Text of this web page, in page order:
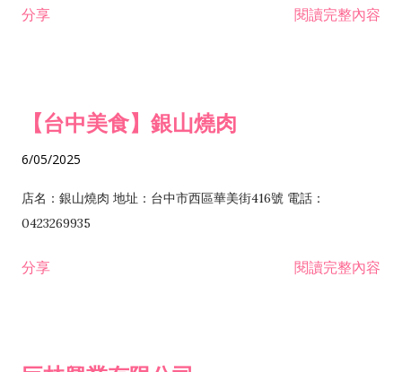
I301030 電子資訊供應服務業 I401010 一般廣告服務業 I501010
務業 J399010 軟體出版業 J601010 藝文服務業 J602010 演藝活
徵信服務業 JE01010 租賃業 E801010 室內裝潢業 E603010 電
纜安裝工程業 EZ05010 儀器、儀表安裝工程業 F102030 菸酒批
安裝工程業 F206020 日常用品零售業 F206040 水器材料零售業
H701010 住宅及大樓開發租售業 H701020 工業廠房開發租售業
護業 H702010 建築經理業 H703090 不動產買賣業 H703100 不
動產租賃業 I103060 管理顧問業 I199990 其他顧問服務業
資訊供應服務業 IF01010 消防安全設備檢修業 JZ99050 仲介服
分享 閱讀完整內容
【台中美食】銀山燒肉
6/05/2025
店名：銀山燒肉 地址：台中市西區華美街416號 電話：
0423269935
分享 閱讀完整內容